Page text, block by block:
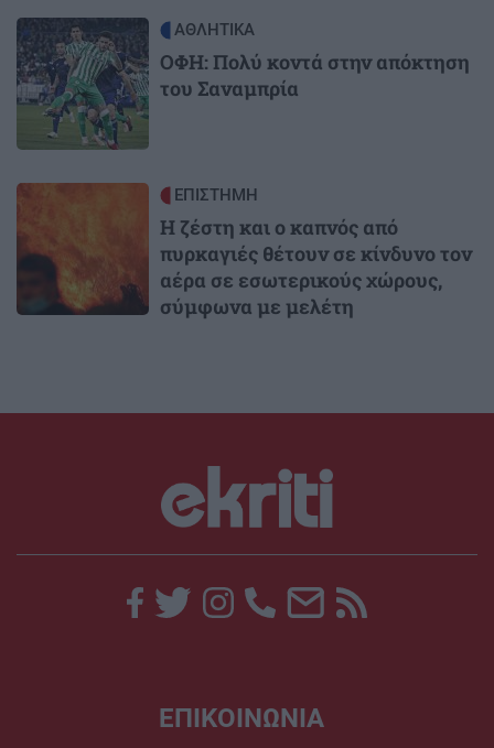
Image ΑΘΛΗΤΙΚΑ
ΟΦΗ: Πολύ κοντά στην απόκτηση
του Σαναμπρία
ΕΠΙΣΤΗΜΗ
Η ζέστη και ο καπνός από
πυρκαγιές θέτουν σε κίνδυνο τον
αέρα σε εσωτερικούς χώρους,
σύμφωνα με μελέτη
ΕΠΙΚΟΙΝΩΝΙΑ